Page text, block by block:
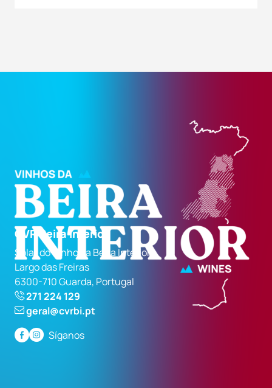
CVR Beira Interior
Solar do Vinho da Beira Interior
Largo das Freiras
6300-710 Guarda, Portugal
271 224 129
geral@cvrbi.pt
Síganos